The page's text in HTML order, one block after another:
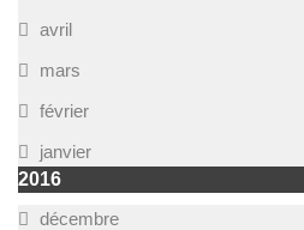
avril
mars
février
janvier
2016
décembre